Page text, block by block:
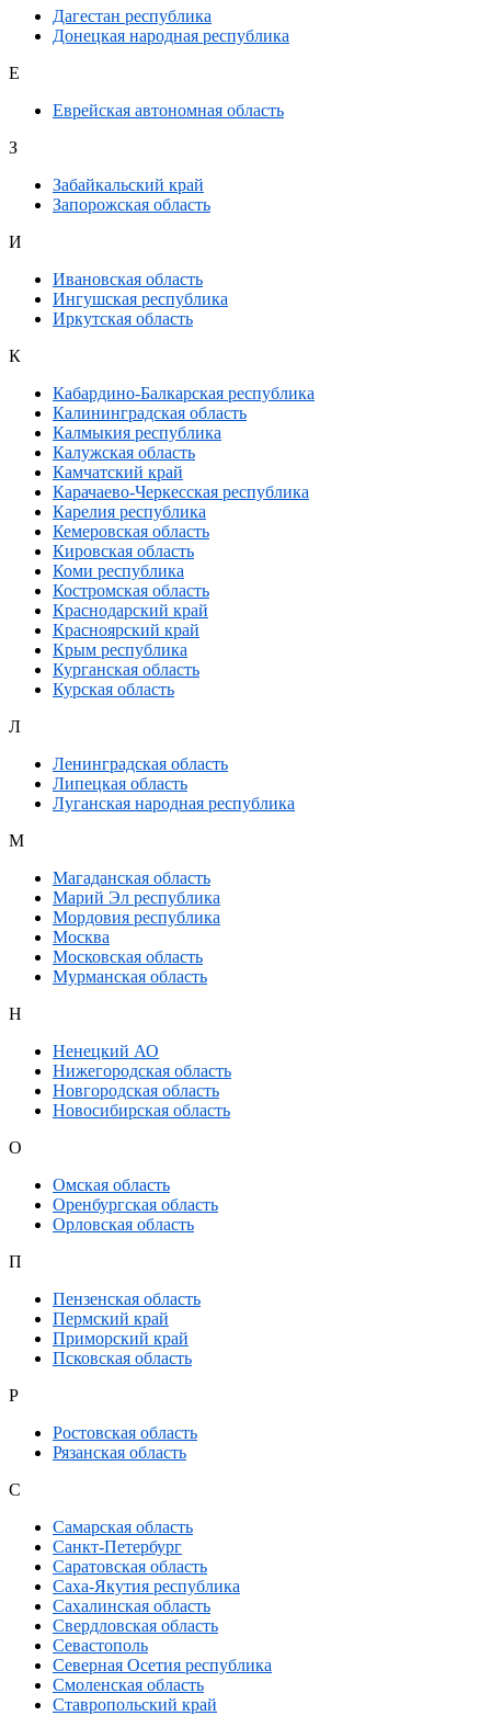
Дагестан республика
Донецкая народная республика
Е
Еврейская автономная область
З
Забайкальский край
Запорожская область
И
Ивановская область
Ингушская республика
Иркутская область
К
Кабардино-Балкарская республика
Калининградская область
Калмыкия республика
Калужская область
Камчатский край
Карачаево-Черкесская республика
Карелия республика
Кемеровская область
Кировская область
Коми республика
Костромская область
Краснодарский край
Красноярский край
Крым республика
Курганская область
Курская область
Л
Ленинградская область
Липецкая область
Луганская народная республика
М
Магаданская область
Марий Эл республика
Мордовия республика
Москва
Московская область
Мурманская область
Н
Ненецкий АО
Нижегородская область
Новгородская область
Новосибирская область
О
Омская область
Оренбургская область
Орловская область
П
Пензенская область
Пермский край
Приморский край
Псковская область
Р
Ростовская область
Рязанская область
С
Самарская область
Санкт-Петербург
Саратовская область
Саха-Якутия республика
Сахалинская область
Свердловская область
Севастополь
Северная Осетия республика
Смоленская область
Ставропольский край